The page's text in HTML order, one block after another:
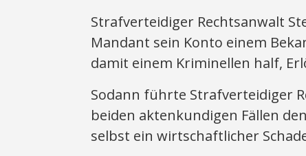
Strafverteidiger Rechtsanwalt
Mandant sein Konto einem
damit einem Kriminellen half,
Sodann führte Strafverteidiger
beiden aktenkundigen Fällen
selbst ein wirtschaftlicher